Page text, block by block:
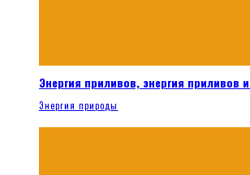
Энергия приливов, энергия приливов
Энергия природы